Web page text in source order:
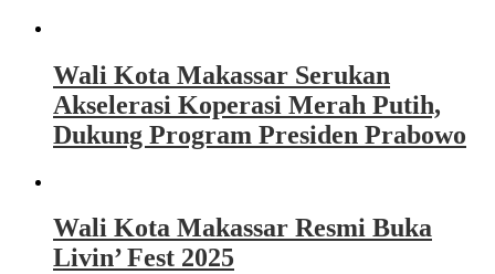
Wali Kota Makassar Serukan
Akselerasi Koperasi Merah Putih,
Dukung Program Presiden Prabowo
Wali Kota Makassar Resmi Buka
Livin’ Fest 2025